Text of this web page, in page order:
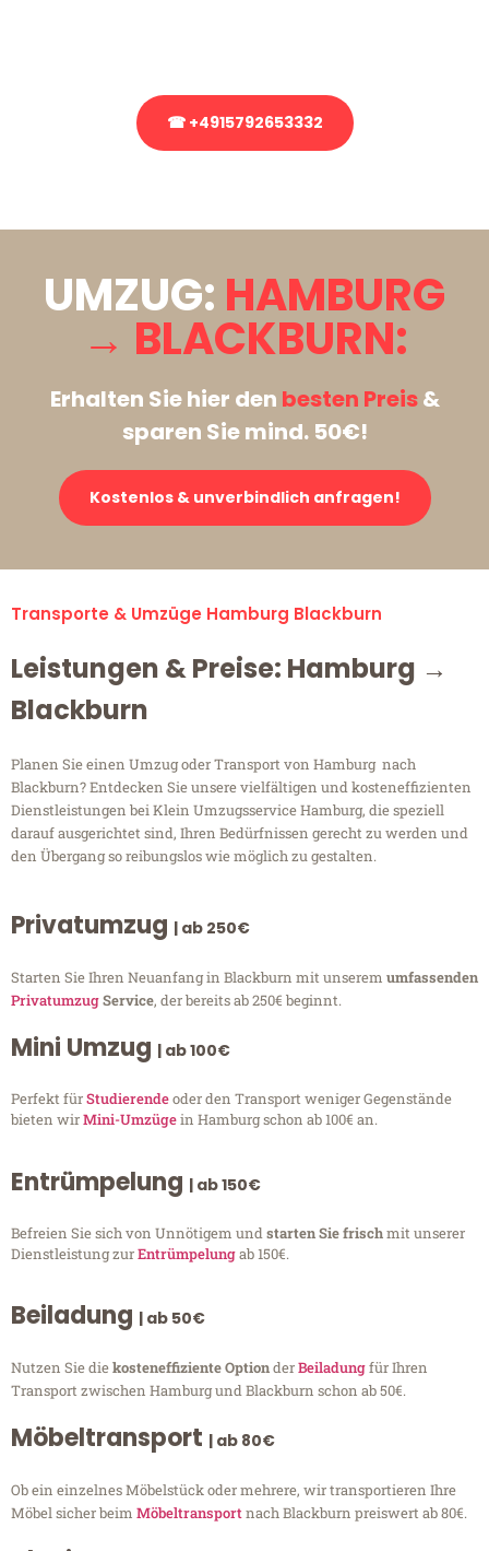
☎ +4915792653332
UMZUG: HAMBURG
→ BLACKBURN:
Erhalten Sie hier den besten Preis&
sparen Sie mind. 50€!
Kostenlos & unverbindlich anfragen!
Transporte & Umzüge Hamburg Blackburn
Leistungen & Preise: Hamburg →
Blackburn
Planen Sie einen Umzug oder Transport von Hamburg nach
Blackburn? Entdecken Sie unsere vielfältigen und kosteneffizienten
Dienstleistungen bei Klein Umzugsservice Hamburg, die speziell
darauf ausgerichtet sind, Ihren Bedürfnissen gerecht zu werden und
den Übergang so reibungslos wie möglich zu gestalten.
Privatumzug | ab 250€
Starten Sie Ihren Neuanfang in Blackburn mit unserem umfassenden
PrivatumzugService, der bereits ab 250€ beginnt.
Mini Umzug | ab 100€
Perfekt fürStudierendeoder den Transport weniger Gegenstände
bieten wirMini-Umzügein Hamburg schon ab 100€ an.
Entrümpelung | ab 150€
Befreien Sie sich von Unnötigem undstarten Sie frischmit unserer
Dienstleistung zurEntrümpelungab 150€.
Beiladung | ab 50€
Nutzen Sie diekosteneffiziente OptionderBeiladungfür Ihren
Transport zwischen Hamburg und Blackburn schon ab 50€.
Möbeltransport | ab 80€
Ob ein einzelnes Möbelstück oder mehrere, wir transportieren Ihre
Möbel sicher beim Möbeltransportnach Blackburn preiswert ab 80€.